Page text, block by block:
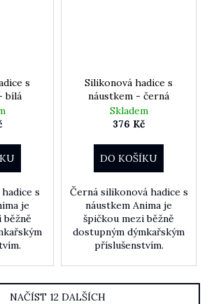
s
náustkem - bílá
s
je
běžně
Silikonová hadice s
náustkem - černá
Skladem
376 Kč
DO KOŠÍKU
Černá silikonová hadice s
náustkem Anima je
špičkou mezi běžně
dostupným dýmkařským
příslušenstvím.
NAČÍST 12 DALŠÍCH